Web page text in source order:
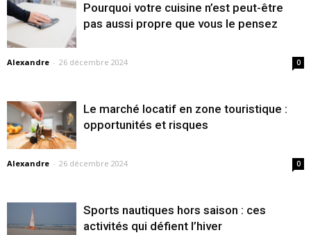
Pourquoi votre cuisine n’est peut-être
pas aussi propre que vous le pensez
Alexandre - 26 décembre 2024 0
Le marché locatif en zone touristique :
opportunités et risques
Alexandre - 26 décembre 2024 0
Sports nautiques hors saison : ces
activités qui défient l’hiver